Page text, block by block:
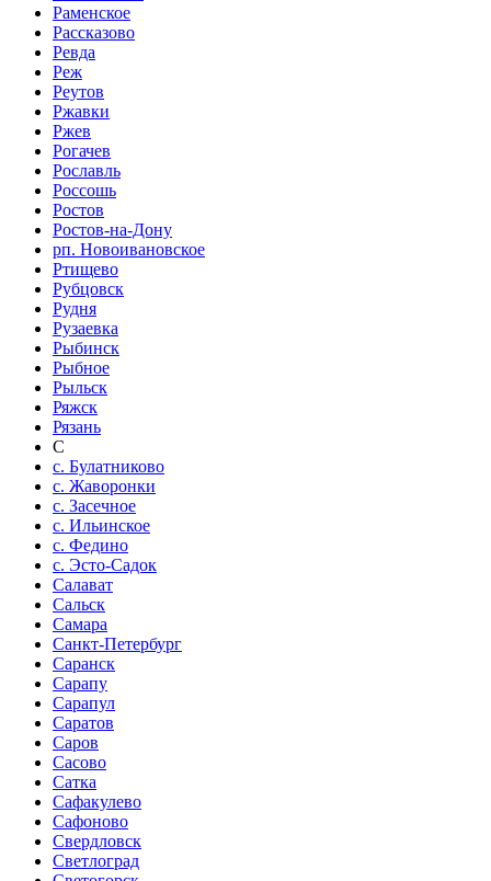
Раменское
Рассказово
Ревда
Реж
Реутов
Ржавки
Ржев
Рогачев
Рославль
Россошь
Ростов
Ростов-на-Дону
рп. Новоивановское
Ртищево
Рубцовск
Рудня
Рузаевка
Рыбинск
Рыбное
Рыльск
Ряжск
Рязань
С
с. Булатниково
с. Жаворонки
с. Засечное
с. Ильинское
с. Федино
с. Эсто-Садок
Салават
Сальск
Самара
Санкт-Петербург
Саранск
Сарапу
Сарапул
Саратов
Саров
Сасово
Сатка
Сафакулево
Сафоново
Свердловск
Светлоград